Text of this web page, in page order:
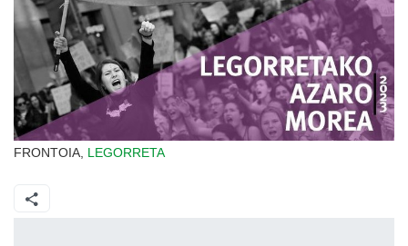
FRONTOIA, LEGORRETA